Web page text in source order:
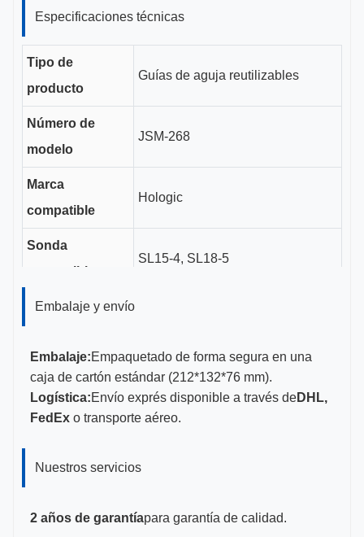
Especificaciones técnicas
Tipo de
producto
Guías de aguja reutilizables
Número de
modelo
JSM-268
Marca
compatible
Hologic
Sonda
compatible
SL15-4, SL18-5
Longitud del
Tamaños de
calibre
18-20G
Embalaje y envío
Embalaje:Empaquetado de forma segura en una
caja de cartón estándar (212*132*76 mm).
Logística:Envío exprés disponible a través deDHL,
FedEx o transporte aéreo.
Nuestros servicios
2 años de garantíapara garantía de calidad.